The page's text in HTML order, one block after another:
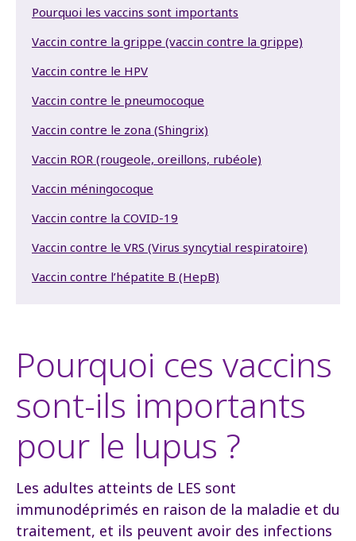
Pourquoi les vaccins sont importants
Vaccin contre la grippe (vaccin contre la grippe)
Vaccin contre le HPV
Vaccin contre le pneumocoque
Vaccin contre le zona (Shingrix)
Vaccin ROR (rougeole, oreillons, rubéole)
Vaccin méningocoque
Vaccin contre la COVID-19
Vaccin contre le VRS (Virus syncytial respiratoire)
Vaccin contre l’hépatite B (HepB)
Pourquoi ces vaccins
sont-ils importants
pour le lupus ?
Les adultes atteints de LES sont
immunodéprimés en raison de la maladie et du
traitement, et ils peuvent avoir des infections